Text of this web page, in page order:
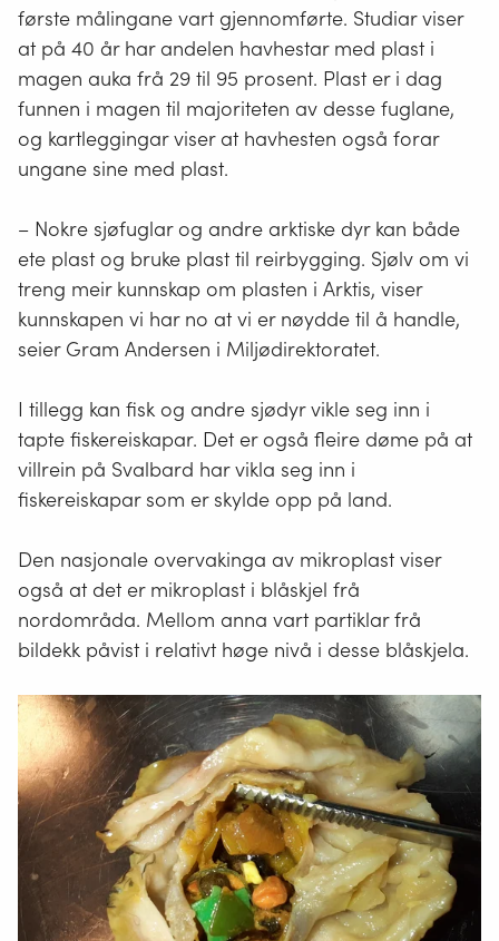
første målingane vart gjennomførte. Studiar viser
at på 40 år har andelen havhestar med plast i
magen auka frå 29 til 95 prosent. Plast er i dag
funnen i magen til majoriteten av desse fuglane,
og kartleggingar viser at havhesten også forar
ungane sine med plast.
– Nokre sjøfuglar og andre arktiske dyr kan både
ete plast og bruke plast til reirbygging. Sjølv om vi
treng meir kunnskap om plasten i Arktis, viser
kunnskapen vi har no at vi er nøydde til å handle,
seier Gram Andersen i Miljødirektoratet.
I tillegg kan fisk og andre sjødyr vikle seg inn i
tapte fiskereiskapar. Det er også fleire døme på at
villrein på Svalbard har vikla seg inn i
fiskereiskapar som er skylde opp på land.
Den nasjonale overvakinga av mikroplast viser
også at det er mikroplast i blåskjel frå
nordområda. Mellom anna vart partiklar frå
bildekk påvist i relativt høge nivå i desse blåskjela.